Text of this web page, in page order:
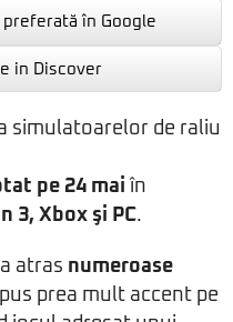
preferată în Google
in Discover
simulatoarelor de raliu
pe 24 mai în
3, Xbox şi PC.
atras numeroase
prea mult accent pe